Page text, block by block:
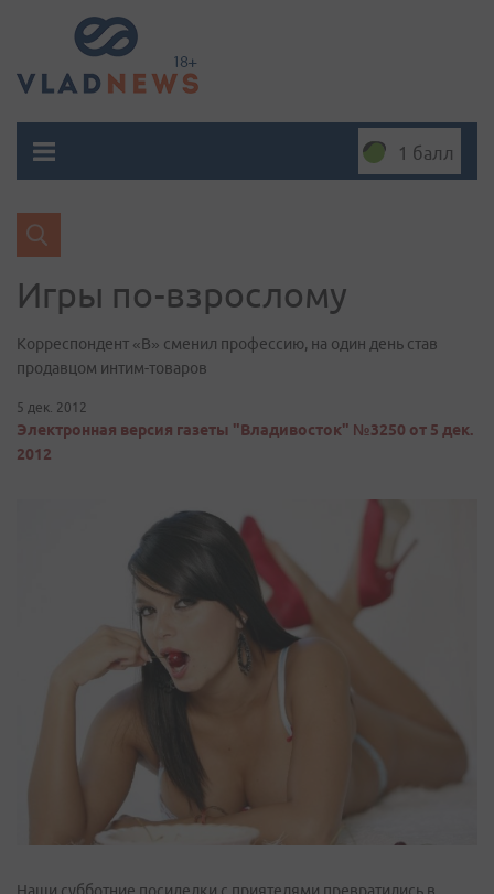
1 балл
Игры по-взрослому
Корреспондент «В» сменил профессию, на один день став
продавцом интим-товаров
5 дек. 2012
Электронная версия газеты "Владивосток" №3250 от 5 дек.
2012
Наши субботние посиделки с приятелями превратились в